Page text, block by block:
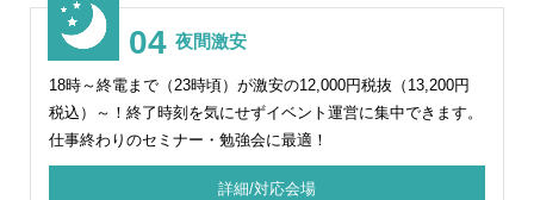
04 夜間激安
18時～終電まで（23時頃）が激安の12,000円税抜（13,200円
税込）～！終了時刻を気にせずイベント運営に集中できます。
仕事終わりのセミナー・勉強会に最適！
詳細/対応会場